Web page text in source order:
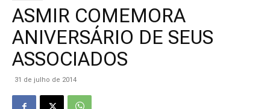
ASMIR COMEMORA
ANIVERSÁRIO DE SEUS
ASSOCIADOS
31 de julho de 2014